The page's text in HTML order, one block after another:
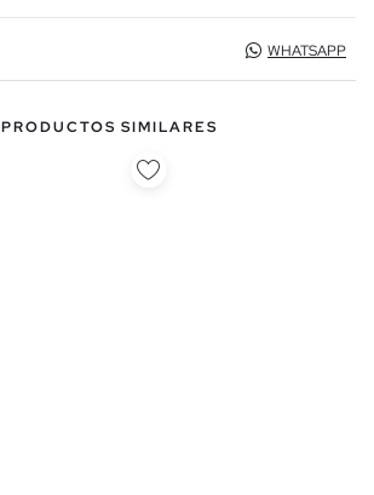
WHATSAPP
PRODUCTOS SIMILARES